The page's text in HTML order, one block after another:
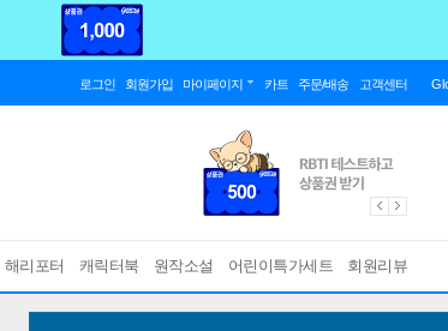
로그인 회원가입 마이페이지 카트 주문/배송 고객센터
해리포터 캐릭터북 원작소설 어린이특가세트 회원리뷰